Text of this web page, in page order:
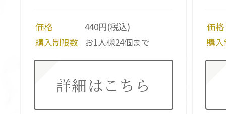
価格
440円(税込)
購入制限数
お1人様24個まで
詳細はこちら
価格
購